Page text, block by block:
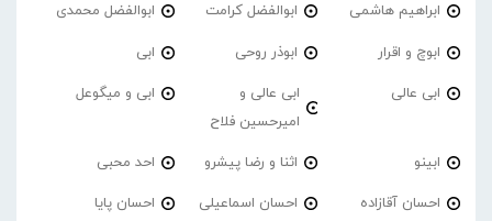
ابراهیم هاشمی ابوالفضل کرامت ابوالفضل محمدی
ابوچ و اقرار ابوذر روحی ابی
ابی عالی
ابی عالی و
امیرحسین فلاح
ابی و میگوعل
ابینو اثنا و رضا پیشرو احد محبی
احسان آقازاده احسان اسماعیلی احسان پایا